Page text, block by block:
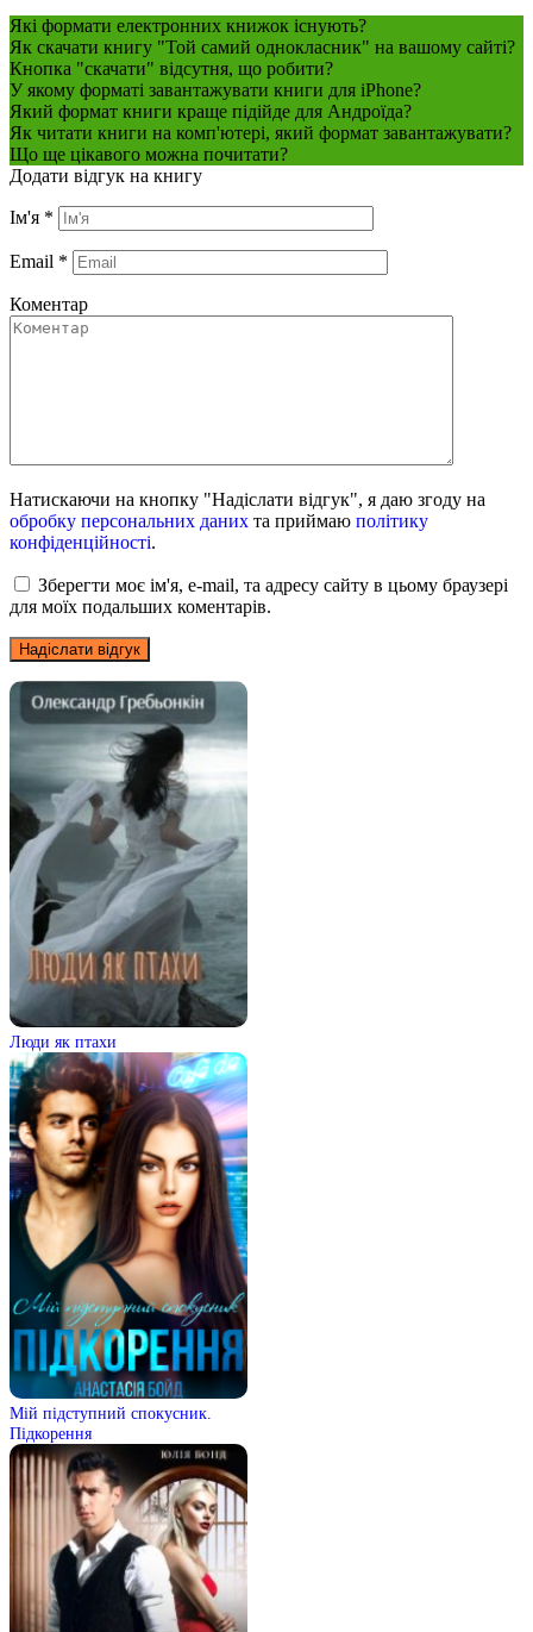
Які формати електронних книжок існують?
Як скачати книгу "Той самий однокласник" на вашому сайті?
Кнопка "скачати" відсутня, що робити?
У якому форматі завантажувати книги для iPhone?
Який формат книги краще підійде для Андроїда?
Як читати книги на комп'ютері, який формат завантажувати?
Що ще цікавого можна почитати?
Додати відгук на книгу
Ім'я *
Email *
Коментар
Натискаючи на кнопку "Надіслати відгук", я даю згоду на
обробку персональних даних та приймаю політику
конфіденційності.
Зберегти моє ім'я, e-mail, та адресу сайту в цьому браузері
для моїх подальших коментарів.
Люди як птахи
Мій підступний спокусник.
Підкорення